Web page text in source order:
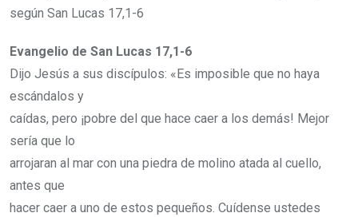
según San Lucas 17,1-6
Evangelio de San Lucas 17,1-6
Dijo Jesús a sus discípulos: «Es imposible que no haya
escándalos y
caídas, pero ¡pobre del que hace caer a los demás! Mejor
sería que lo
arrojaran al mar con una piedra de molino atada al cuello,
antes que
hacer caer a uno de estos pequeños. Cuídense ustedes